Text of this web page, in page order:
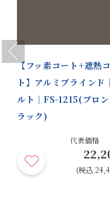
Previous
【フッ素コート+遮熱
ト】アルミブラインド
ルト｜FS-1215(ブロ
ラック)
代表価格
(税込